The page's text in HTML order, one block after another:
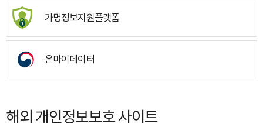
가명정보지원플랫폼
온마이데이터
해외 개인정보보호 사이트